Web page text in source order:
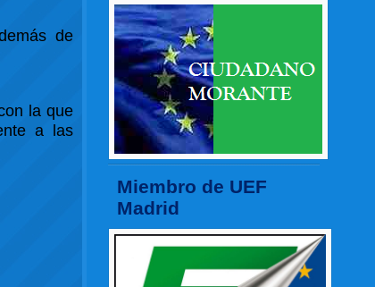
Miembro de UEF
Madrid
de
la que
a las